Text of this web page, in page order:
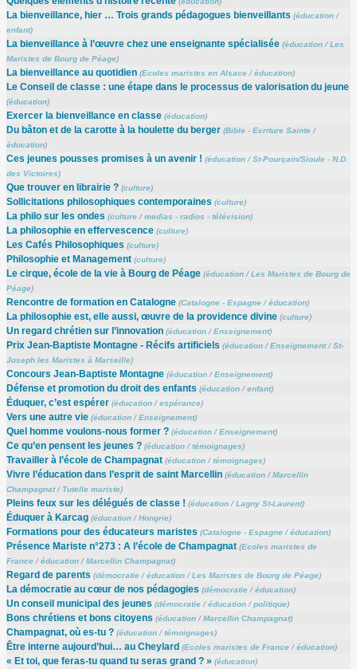
La bienveillance, hier … Trois grands pédagogues bienveillants (éducation/
enfant)
La bienveillance à l’œuvre chez une enseignante spécialisée (éducation/Les
Maristes de Bourg de Péage)
La bienveillance au quotidien (Ecoles maristes en Alsace/éducation)
Le Conseil de classe : une étape dans le processus de valorisation du jeune
(éducation)
Exercer la bienveillance en classe (éducation)
Du bâton et de la carotte à la houlette du berger (Bible - Ecriture Sainte/
éducation)
Ces jeunes pousses promises à un avenir ! (éducation/St-Pourçain/Sioule - N.D.
des Victoires)
Que trouver en librairie ? (culture)
Sollicitations philosophiques contemporaines (culture)
La philo sur les ondes (culture/medias - radios - télévision)
La philosophie en effervescence (culture)
Les Cafés Philosophiques (culture)
Philosophie et Management (culture)
Le cirque, école de la vie à Bourg de Péage (éducation/Les Maristes de Bourg de
Péage)
Rencontre de formation en Catalogne (Catalogne - Espagne/éducation)
La philosophie est, elle aussi, œuvre de la providence divine (culture)
Un regard chrétien sur l’innovation (éducation/Enseignement)
Prix Jean-Baptiste Montagne - Récifs artificiels (éducation/Enseignement/St-
Joseph les Maristes à Marseille)
Concours Jean-Baptiste Montagne (éducation/Enseignement)
Défense et promotion du droit des enfants (éducation/enfant)
Éduquer, c’est espérer (éducation/espérance)
Vers une autre vie (éducation/Enseignement)
Quel homme voulons-nous former ? (éducation/Enseignement)
Ce qu’en pensent les jeunes ? (éducation/témoignages)
Travailler à l’école de Champagnat (éducation/témoignages)
Vivre l’éducation dans l’esprit de saint Marcellin (éducation/Marcellin
Champagnat/ Tutelle mariste)
Pleins feux sur les délégués de classe ! (éducation/Lagny St-Laurent)
Éduquer à Karcag (éducation/Hongrie)
Formations pour des éducateurs maristes (Catalogne - Espagne/éducation)
Présence Mariste n°273 : A l’école de Champagnat (Ecoles maristes de
France/éducation/Marcellin Champagnat)
Regard de parents (démocratie/éducation/Les Maristes de Bourg de Péage)
La démocratie au cœur de nos pédagogies (démocratie/éducation)
Un conseil municipal des jeunes (démocratie/éducation/politique)
Bons chrétiens et bons citoyens (éducation/Marcellin Champagnat)
Champagnat, où es-tu ? (éducation/témoignages)
Être interne aujourd’hui… au Cheylard (Ecoles maristes de France/éducation)
« Et toi, que feras-tu quand tu seras grand ? » (éducation)